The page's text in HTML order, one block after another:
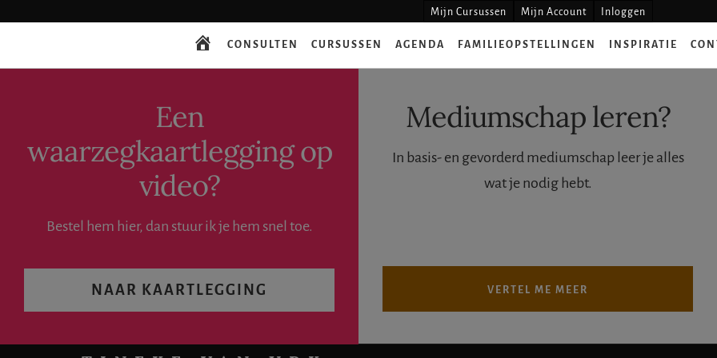
naar
naar
to
Mijn Cursussen Mijn Account Inloggen
Een
waarzegkaartlegging op
video?
Bestel hem hier, dan stuur ik je hem snel toe.
NAAR KAARTLEGGING
Mediumschap leren?
In basis- en gevorderd mediumschap leer je alles
wat je nodig hebt.
VERTEL ME MEER
CONSULTEN CURSUSSEN AGENDA FAMILIEOPSTELLINGEN INSPIRATIE